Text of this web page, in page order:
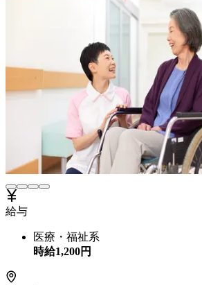
給与
医療・福祉系
時給1,200円